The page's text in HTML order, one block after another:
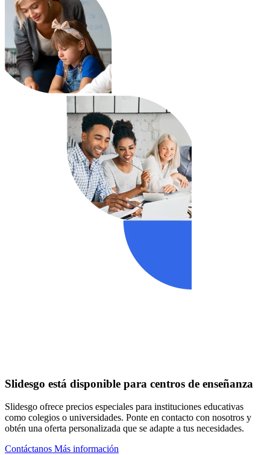
Slidesgo está disponible para centros de enseñanza
Slidesgo ofrece precios especiales para instituciones educativas
como colegios o universidades. Ponte en contacto con nosotros y
obtén una oferta personalizada que se adapte a tus necesidades.
Contáctanos Más información